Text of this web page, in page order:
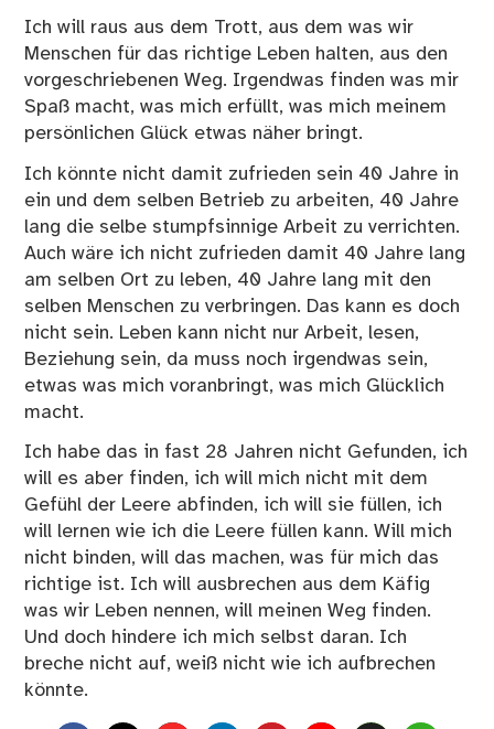
Ich will raus aus dem Trott, aus dem was wir
Menschen für das richtige Leben halten, aus den
vorgeschriebenen Weg. Irgendwas finden was mir
Spaß macht, was mich erfüllt, was mich meinem
persönlichen Glück etwas näher bringt.
Ich könnte nicht damit zufrieden sein 40 Jahre in
ein und dem selben Betrieb zu arbeiten, 40 Jahre
lang die selbe stumpfsinnige Arbeit zu verrichten.
Auch wäre ich nicht zufrieden damit 40 Jahre lang
am selben Ort zu leben, 40 Jahre lang mit den
selben Menschen zu verbringen. Das kann es doch
nicht sein. Leben kann nicht nur Arbeit, lesen,
Beziehung sein, da muss noch irgendwas sein,
etwas was mich voranbringt, was mich Glücklich
macht.
Ich habe das in fast 28 Jahren nicht Gefunden, ich
will es aber finden, ich will mich nicht mit dem
Gefühl der Leere abfinden, ich will sie füllen, ich
will lernen wie ich die Leere füllen kann. Will mich
nicht binden, will das machen, was für mich das
richtige ist. Ich will ausbrechen aus dem Käfig
was wir Leben nennen, will meinen Weg finden.
Und doch hindere ich mich selbst daran. Ich
breche nicht auf, weiß nicht wie ich aufbrechen
könnte.